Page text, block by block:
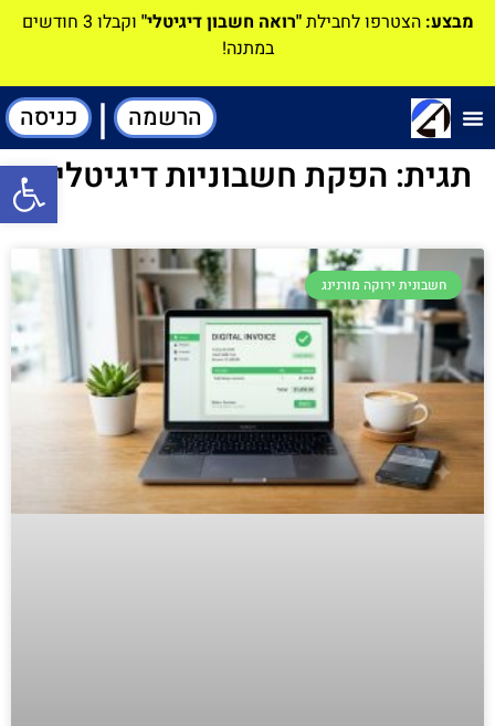
מבצע: הצטרפו לחבילת"רואה חשבון דיגיטלי"
וקבלו 3 חודשים
במתנה!
הרשמה | כניסה
תגית: הפקת חשבוניות דיגיטליות
חשבונית ירוקה מורנינג
פתח